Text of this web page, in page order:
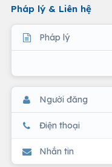
Pháp lý & Liên hệ
Pháp lý
Người đăng
Điện thoại
Nhắn tin